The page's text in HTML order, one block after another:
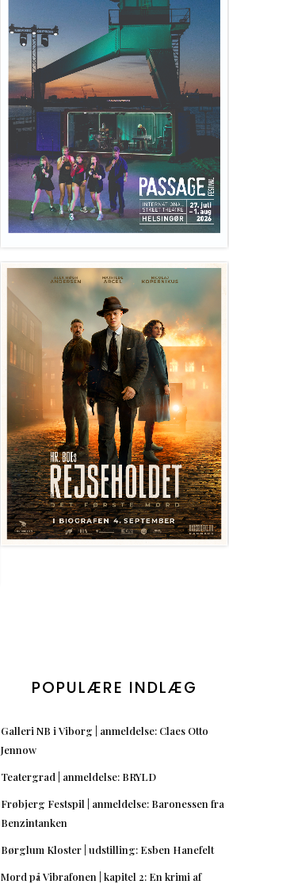
POPULÆRE INDLÆG
Galleri NB i Viborg | anmeldelse: Claes Otto
Jennow
Teatergrad | anmeldelse: BRYLD
Frøbjerg Festspil | anmeldelse: Baronessen fra
Benzintanken
Børglum Kloster | udstilling: Esben Hanefelt
Mord på Vibrafonen | kapitel 2: En krimi af